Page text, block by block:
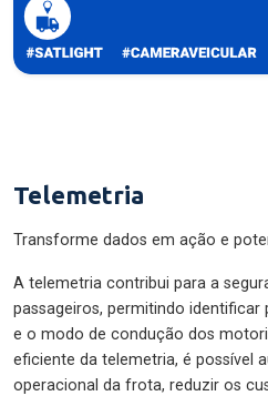
Telemetria
Transforme dados em ação e
A telemetria contribui para a
passageiros, permitindo identificar
e o modo de condução dos
eficiente da telemetria, é possível
operacional da frota, reduzir os